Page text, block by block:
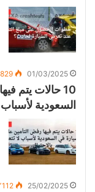
01/03/2025
10 حالات يتم
السعودية لأسباب
25/02/2025